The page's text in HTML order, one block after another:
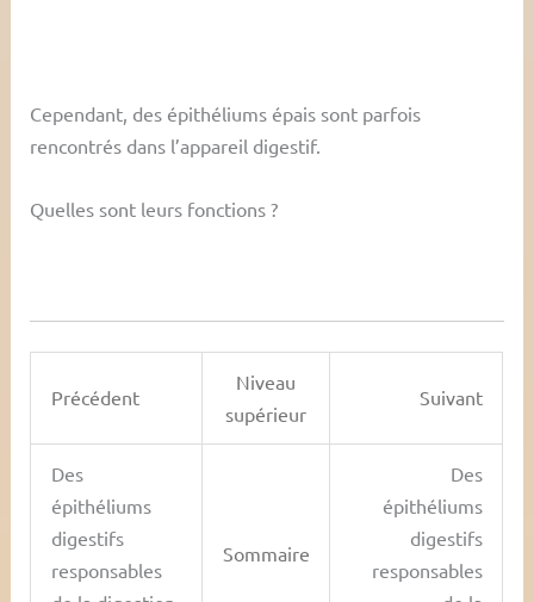
Cependant, des épithéliums épais sont parfois
rencontrés dans l’appareil digestif.
Quelles sont leurs fonctions ?
Précédent
Niveau
supérieur
Suivant
Des
épithéliums
digestifs
responsables
Sommaire
Des
épithéliums
digestifs
responsables